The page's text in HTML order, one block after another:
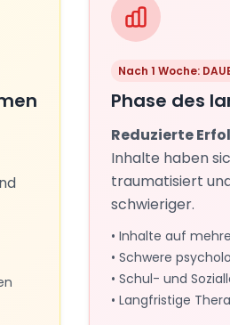
Nach 1 Woche:
Phase des
Reduzierte
Inhalte haben
traumatisiert
schwieriger.
• Inhalte auf
• Schwere
• Schul- und
• Langfristige